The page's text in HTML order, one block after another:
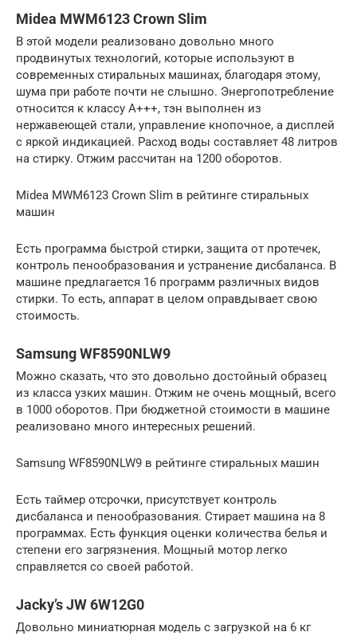
Midea MWM6123 Crown Slim
В этой модели реализовано довольно много
продвинутых технологий, которые используют в
современных стиральных машинах, благодаря этому,
шума при работе почти не слышно. Энергопотребление
относится к классу А+++, тэн выполнен из
нержавеющей стали, управление кнопочное, а дисплей
с яркой индикацией. Расход воды составляет 48 литров
на стирку. Отжим рассчитан на 1200 оборотов.
Midea MWM6123 Crown Slim в рейтинге стиральных
машин
Есть программа быстрой стирки, защита от протечек,
контроль пенообразования и устранение дисбаланса. В
машине предлагается 16 программ различных видов
стирки. То есть, аппарат в целом оправдывает свою
стоимость.
Samsung WF8590NLW9
Можно сказать, что это довольно достойный образец
из класса узких машин. Отжим не очень мощный, всего
в 1000 оборотов. При бюджетной стоимости в машине
реализовано много интересных решений.
Samsung WF8590NLW9 в рейтинге стиральных машин
Есть таймер отсрочки, присутствует контроль
дисбаланса и пенообразования. Стирает машина на 8
программах. Есть функция оценки количества белья и
степени его загрязнения. Мощный мотор легко
справляется со своей работой.
Jacky’s JW 6W12G0
Довольно миниатюрная модель с загрузкой на 6 кг